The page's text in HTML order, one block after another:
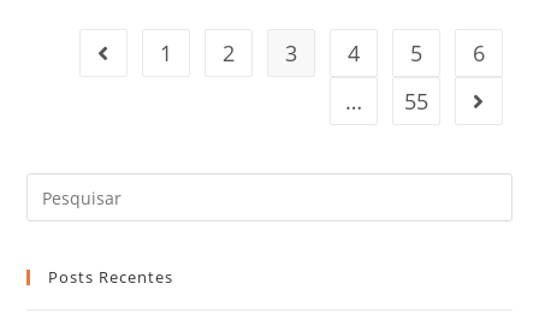
1 2 3 4 5
6
…
55
Posts Recentes